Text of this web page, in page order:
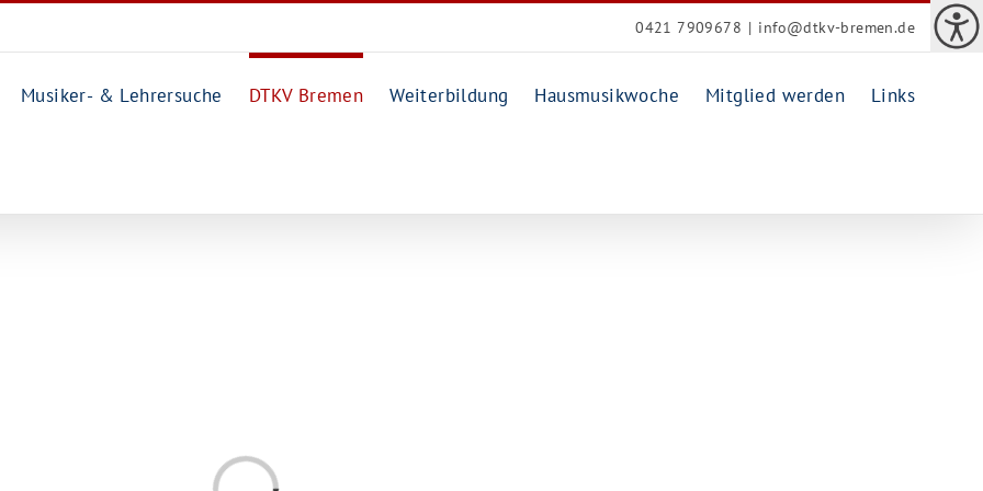
0421 7909678 | info@dtkv-bremen.de
Musiker- & Lehrersuche DTKV Bremen Weiterbildung Hausmusikwoche Mitglied werden Links
Laden...